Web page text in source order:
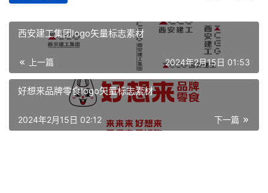
首
西安建工集团logo矢量标志素材
上一篇 2024年2月15日 01:53
好想来品牌零食logo矢量标志素材
下一篇
2024年2月15日 02:12